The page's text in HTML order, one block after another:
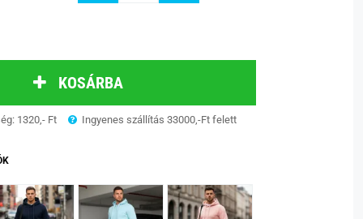
KOSÁRBA
1320,- Ft Ingyenes szállítás 33000,-Ft felett